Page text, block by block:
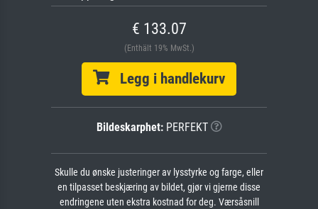
€ 133.07
(Enthält 19% MwSt.)
Legg i handlekurv
Bildeskarphet:PERFEKT
Skulle du ønske justeringer av lysstyrke og farge, eller
en tilpasset beskjæring av bildet, gjør vi gjerne disse
endringene uten ekstra kostnad for deg. Værsåsnill